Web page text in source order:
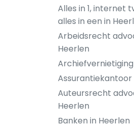
Alles in 1, internet
alles in een in
Arbeidsrecht
Heerlen
Assurantiekantoor
Auteursrecht
Heerlen
Banken in Heerlen